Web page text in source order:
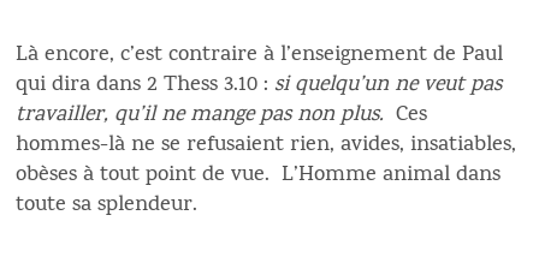
Là encore, c’est contraire à l’enseignement de Paul
qui dira dans 2 Thess 3.10 : si quelqu’un ne veut pas
travailler, qu’il ne mange pas non plus. Ces
hommes-là ne se refusaient rien, avides, insatiables,
obèses à tout point de vue. L’Homme animal dans
toute sa splendeur.